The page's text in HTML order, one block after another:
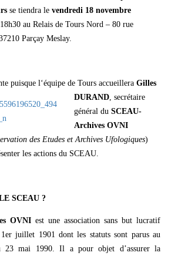
se tiendra le vendredi 18 novembre
au Relais de Tours Nord – 80 rue
Parçay Meslay.
puisque l‘équipe de Tours accueillera Gilles
DURAND, secrétaire
général du SCEAU-
Archives OVNI
des Etudes et Archives Ufologiques)
les actions du SCEAU.
SCEAU ?
OVNI est une association sans but lucratif
juillet 1901 dont les statuts sont parus au
23 mai 1990. Il a pour objet d’assurer la